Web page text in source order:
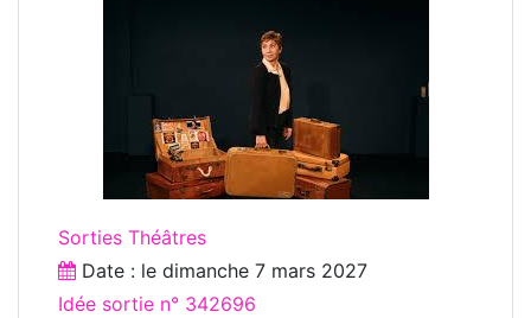
Sorties Théâtres
Date : le dimanche 7 mars 2027
Idée sortie n° 342696